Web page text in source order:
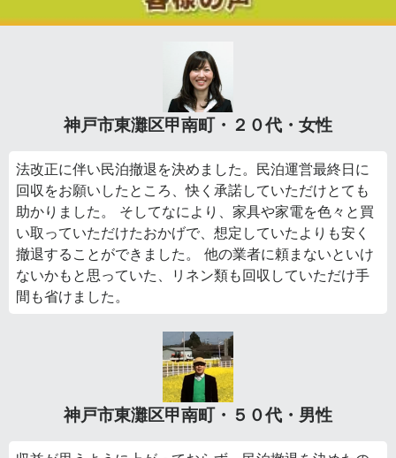
神戸市東灘区甲南町・２０代・女性
法改正に伴い民泊撤退を決めました。民泊運営最終日に
回収をお願いしたところ、快く承諾していただけとても
助かりました。 そしてなにより、家具や家電を色々と買
い取っていただけたおかげで、想定していたよりも安く
撤退することができました。 他の業者に頼まないといけ
ないかもと思っていた、リネン類も回収していただけ手
間も省けました。
神戸市東灘区甲南町・５０代・男性